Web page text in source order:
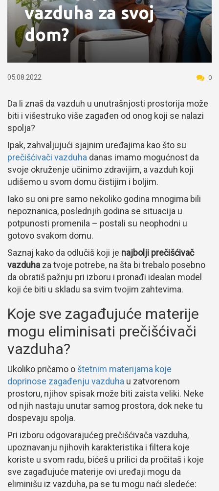
vazduha za svoj
dom?
05.08.2022 0
Da li znaš da vazduh u unutrašnjosti prostorija može
biti i višestruko više zagađen od onog koji se nalazi
spolja?
Ipak, zahvaljujući sjajnim uređajima kao što su
prečišćivači vazduha danas imamo mogućnost da
svoje okruženje učinimo zdravijim, a vazduh koji
udišemo u svom domu čistijim i boljim.
Iako su oni pre samo nekoliko godina mnogima bili
nepoznanica, poslednjih godina se situacija u
potpunosti promenila – postali su neophodni u
gotovo svakom domu.
Saznaj kako da odlučiš koji je najbolji prečišćivač
vazduha za tvoje potrebe, na šta bi trebalo posebno
da obratiš pažnju pri izboru i pronađi idealan model
koji će biti u skladu sa svim tvojim zahtevima.
Koje sve zagađujuće materije
mogu eliminisati prečišćivači
vazduha?
Ukoliko pričamo o štetnim materijama koje
doprinose zagađenju vazduha u zatvorenom
prostoru, njihov spisak može biti zaista veliki. Neke
od njih nastaju unutar samog prostora, dok neke tu
dospevaju spolja.
Pri izboru odgovarajućeg prečišćivača vazduha,
upoznavanju njihovih karakteristika i filtera koje
koriste u svom radu, bićeš u prilici da pročitaš i koje
sve zagađujuće materije ovi uređaji mogu da
eliminišu iz vazduha, pa se tu mogu naći sledeće: